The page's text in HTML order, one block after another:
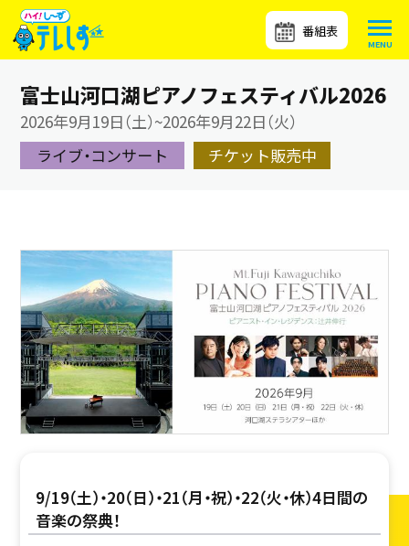
番組表
富士山河口湖ピアノフェスティバル2026
2026年9月19日（土）~2026年9月22日（火）
ライブ・コンサート
チケット販売中
9/19（土）・20（日）・21（月・祝）・22（火・休）4日間の
音楽の祭典！